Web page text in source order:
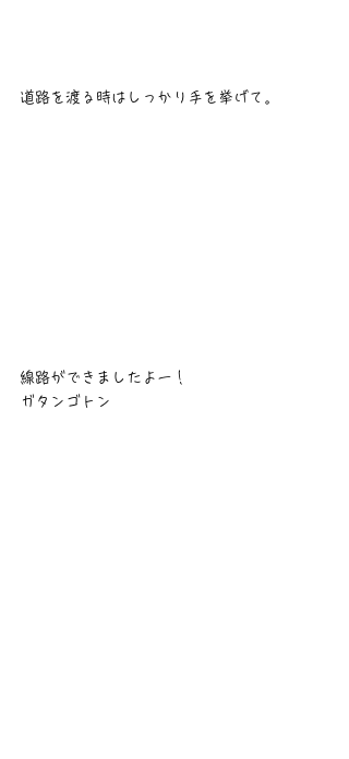
道路を渡る時はしっかり手を挙げて。
線路ができましたよー！
ガタンゴトン